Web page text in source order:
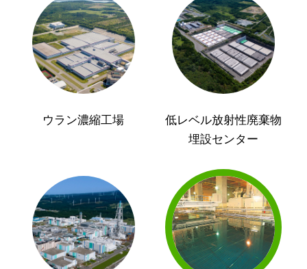
ウラン濃縮工場
低レベル放射性廃棄物
埋設センター